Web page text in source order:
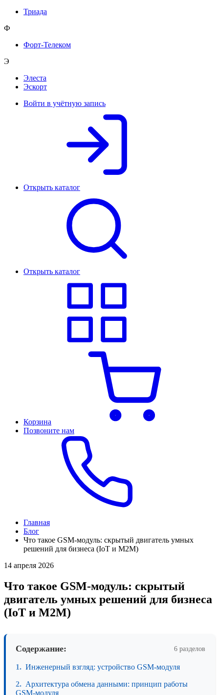
Триада
Ф
Форт-Телеком
Э
Элеста
Эскорт
Войти в учётную запись
Открыть каталог
Открыть каталог
Корзина
Позвоните нам
Главная
Блог
Что такое GSM-модуль: скрытый двигатель умных
решений для бизнеса (IoT и M2M)
14 апреля 2026
Что такое GSM-модуль: скрытый
двигатель умных решений для бизнеса
(IoT и M2M)
Содержание: 6 разделов
Инженерный взгляд: устройство GSM-модуля
Архитектура обмена данными: принцип работы
GSM-модуля